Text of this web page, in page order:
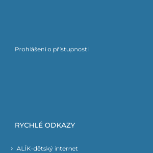
Prohlášení o přístupnosti
RYCHLÉ ODKAZY
ALÍK-dětský internet